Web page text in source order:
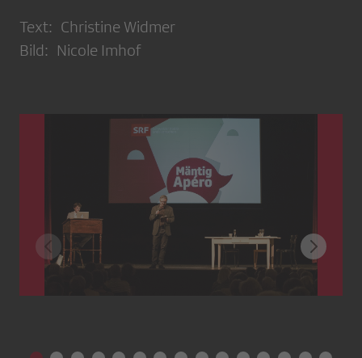
Text: Christine Widmer
Bild: Nicole Imhof